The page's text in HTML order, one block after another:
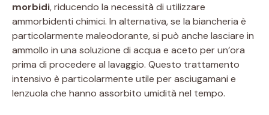
morbidi, riducendo la necessità di utilizzare
ammorbidenti chimici. In alternativa, se la biancheria è
particolarmente maleodorante, si può anche lasciare in
ammollo in una soluzione di acqua e aceto per un’ora
prima di procedere al lavaggio. Questo trattamento
intensivo è particolarmente utile per asciugamani e
lenzuola che hanno assorbito umidità nel tempo.